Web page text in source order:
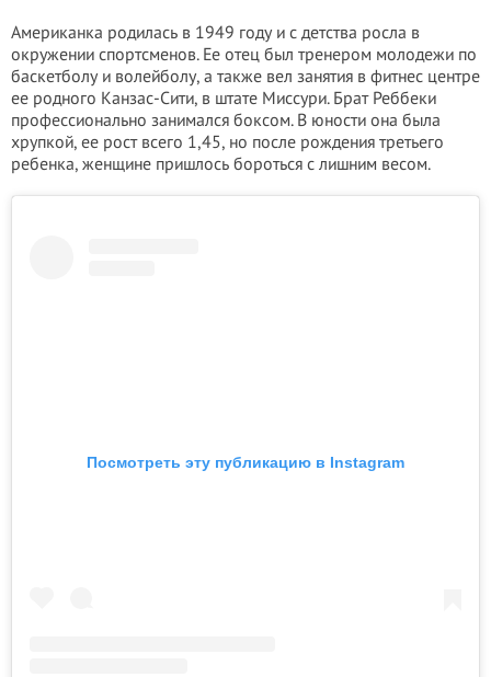
Американка родилась в 1949 году и с детства росла в
окружении спортсменов. Ее отец был тренером молодежи по
баскетболу и волейболу, а также вел занятия в фитнес центре
ее родного Канзас-Сити, в штате Миссури. Брат Реббеки
профессионально занимался боксом. В юности она была
хрупкой, ее рост всего 1,45, но после рождения третьего
ребенка, женщине пришлось бороться с лишним весом.
Посмотреть эту публикацию в Instagram